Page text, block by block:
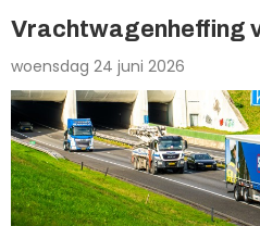
Vrachtwagenheffing
woensdag 24 juni 2026